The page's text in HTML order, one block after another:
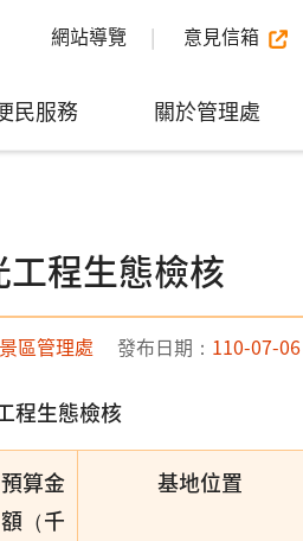
網站導覽 意見信箱
民服務 關於管理處
程生態檢核
區管理處 發布日期： 110-07-06
程生態檢核
預算金
額（千
基地位置